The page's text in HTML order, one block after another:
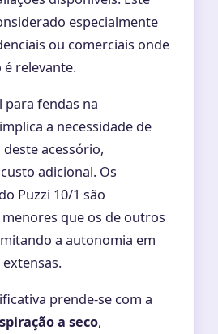
especialmente
ou comerciais onde
relevante.
para fendas na
a necessidade de
acessório,
adicional. Os
Puzzi 10/1 são
que os de outros
a autonomia em
prende-se com a
a seco,